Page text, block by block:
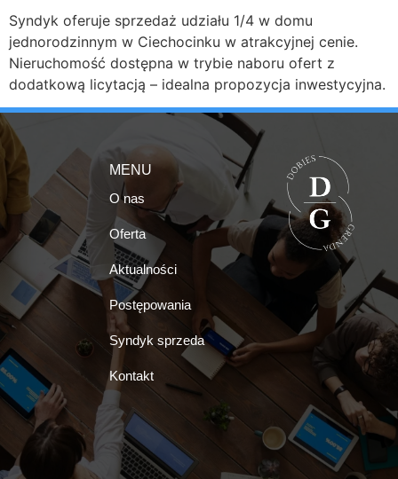
Syndyk oferuje sprzedaż udziału 1/4 w domu
jednorodzinnym w Ciechocinku w atrakcyjnej cenie.
Nieruchomość dostępna w trybie naboru ofert z
dodatkową licytacją – idealna propozycja inwestycyjna.
MENU
O nas
Oferta
Aktualności
Postępowania
Syndyk sprzeda
Kontakt